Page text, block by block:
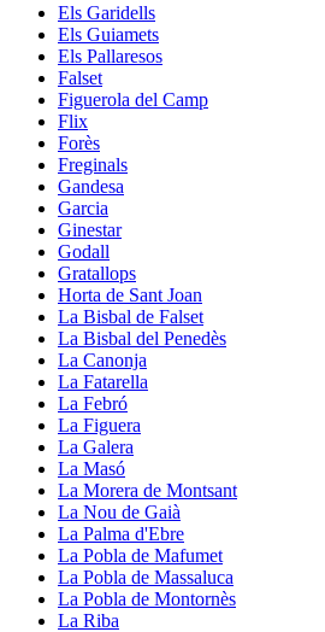
Els Garidells
Els Guiamets
Els Pallaresos
Falset
Figuerola del Camp
Flix
Forès
Freginals
Gandesa
Garcia
Ginestar
Godall
Gratallops
Horta de Sant Joan
La Bisbal de Falset
La Bisbal del Penedès
La Canonja
La Fatarella
La Febró
La Figuera
La Galera
La Masó
La Morera de Montsant
La Nou de Gaià
La Palma d'Ebre
La Pobla de Mafumet
La Pobla de Massaluca
La Pobla de Montornès
La Riba